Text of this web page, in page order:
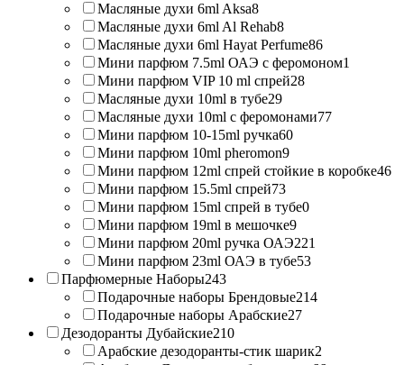
Масляные духи 6ml Aksa8
Масляные духи 6ml Al Rehab8
Масляные духи 6ml Hayat Perfume86
Мини парфюм 7.5ml ОАЭ с феромоном1
Мини парфюм VIP 10 ml спрей28
Масляные духи 10ml в тубе29
Масляные духи 10ml с феромонами77
Мини парфюм 10-15ml ручка60
Мини парфюм 10ml pheromon9
Мини парфюм 12ml спрей стойкие в коробке46
Мини парфюм 15.5ml спрей73
Мини парфюм 15ml спрей в тубе0
Мини парфюм 19ml в мешочке9
Мини парфюм 20ml ручка ОАЭ221
Мини парфюм 23ml ОАЭ в тубе53
Парфюмерные Наборы243
Подарочные наборы Брендовые214
Подарочные наборы Арабские27
Дезодоранты Дубайские210
Арабские дезодоранты-стик шарик2